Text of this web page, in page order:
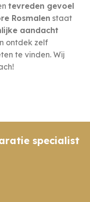
tevreden gevoel
Rosmalen staat
aandacht
ontdek zelf
te vinden. Wij
specialist